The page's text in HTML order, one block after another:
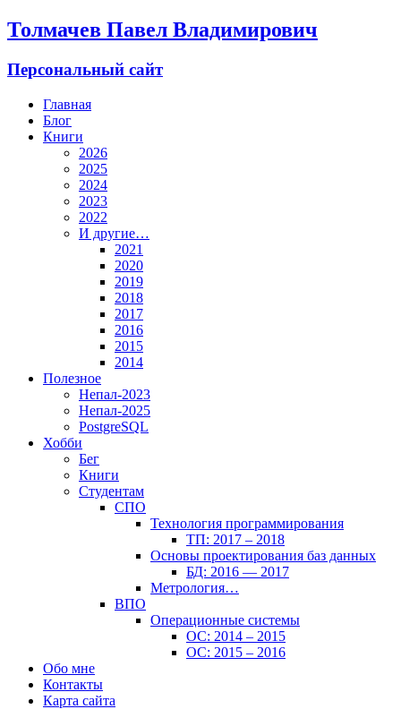
Толмачев Павел Владимирович
Персональный сайт
Главная
Блог
Книги
2026
2025
2024
2023
2022
И другие…
2021
2020
2019
2018
2017
2016
2015
2014
Полезное
Непал-2023
Непал-2025
PostgreSQL
Хобби
Бег
Книги
Студентам
СПО
Технология программирования
ТП: 2017 – 2018
Основы проектирования баз данных
БД: 2016 — 2017
Метрология…
ВПО
Операционные системы
ОС: 2014 – 2015
ОС: 2015 – 2016
Обо мне
Контакты
Карта сайта